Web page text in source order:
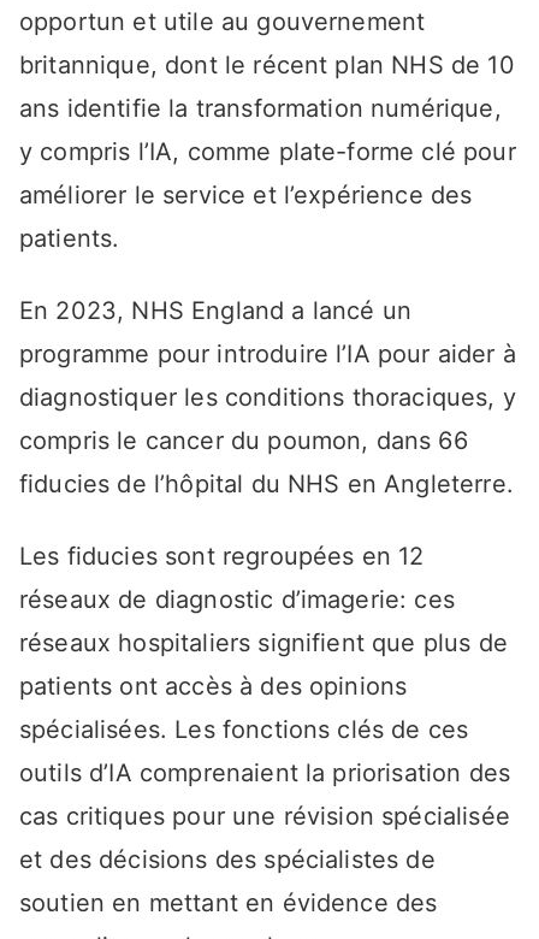
opportun et utile au gouvernement
britannique, dont le récent plan NHS de 10
ans identifie la transformation numérique,
y compris l’IA, comme plate-forme clé pour
améliorer le service et l’expérience des
patients.
En 2023, NHS England a lancé un
programme pour introduire l’IA pour aider à
diagnostiquer les conditions thoraciques, y
compris le cancer du poumon, dans 66
fiducies de l’hôpital du NHS en Angleterre.
Les fiducies sont regroupées en 12
réseaux de diagnostic d’imagerie: ces
réseaux hospitaliers signifient que plus de
patients ont accès à des opinions
spécialisées. Les fonctions clés de ces
outils d’IA comprenaient la priorisation des
cas critiques pour une révision spécialisée
et des décisions des spécialistes de
soutien en mettant en évidence des